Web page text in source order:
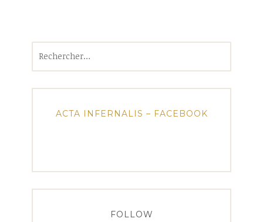
ACTA INFERNALIS – FACEBOOK
FOLLOW